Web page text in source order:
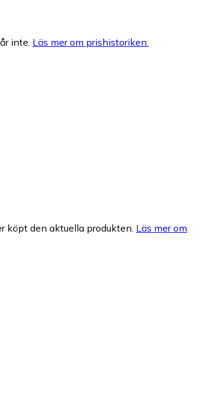
inte. Läs mer om prishistoriken.
köpt den aktuella produkten. Läs mer om